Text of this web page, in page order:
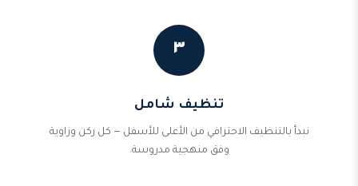
٣
تنظيف شامل
نبدأ بالتنظيف الاحترافي من الأعلى للأسفل — كل ركن وزاوية
وفق منهجية مدروسة.